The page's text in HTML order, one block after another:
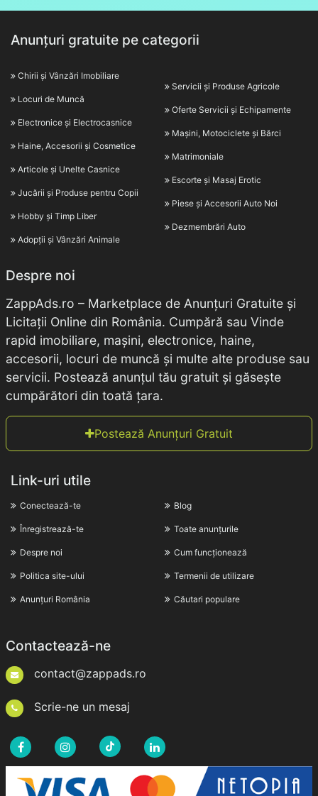
Anunțuri gratuite pe categorii
Chirii și Vânzări Imobiliare
Locuri de Muncă
Electronice și Electrocasnice
Haine, Accesorii și Cosmetice
Articole și Unelte Casnice
Jucării și Produse pentru Copii
Hobby și Timp Liber
Adopții și Vânzări Animale
Servicii și Produse Agricole
Oferte Servicii și Echipamente
Mașini, Motociclete și Bărci
Matrimoniale
Escorte și Masaj Erotic
Piese și Accesorii Auto Noi
Dezmembrări Auto
Despre noi
ZappAds.ro – Marketplace de Anunțuri Gratuite și
Licitații Online din România. Cumpără sau Vinde
rapid imobiliare, mașini, electronice, haine,
accesorii, locuri de muncă și multe alte produse sau
servicii. Postează anunțul tău gratuit și găsește
cumpărători din toată țara.
Postează Anunțuri Gratuit
Link-uri utile
Conectează-te
Înregistrează-te
Despre noi
Politica site-ului
Anunțuri România
Blog
Toate anunțurile
Cum funcționează
Termenii de utilizare
Căutari populare
Contactează-ne
contact@zappads.ro
Scrie-ne un mesaj